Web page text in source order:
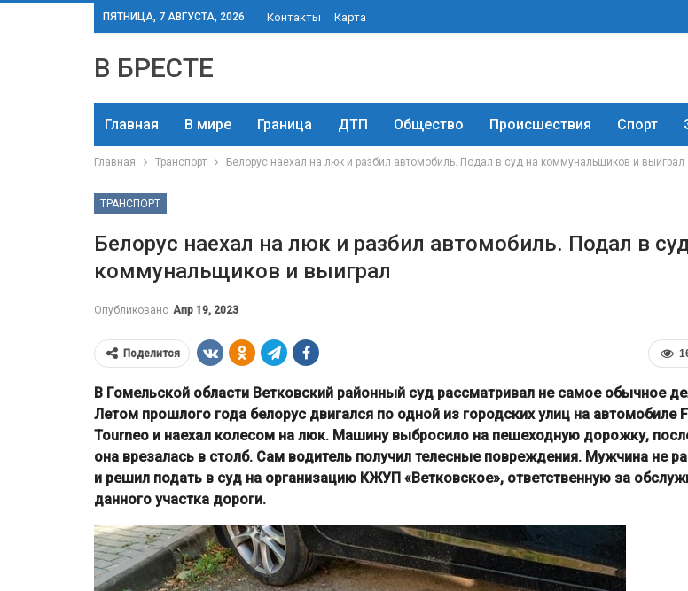
ПЯТНИЦА, 7 АВГУСТА, 2026 Контакты Карта
В БРЕСТЕ
Главная В мире Граница ДТП Общество Происшествия Спорт
Главная Транспорт Белорус наехал на люк и разбил автомобиль. Подал в суд на коммунальщиков и выиграл
ТРАНСПОРТ
Белорус наехал на люк и разбил автомобиль. Подал в
коммунальщиков и выиграл
Опубликовано Апр 19, 2023
Поделится
В Гомельской области Ветковский районный суд рассматривал не самое обычное
Летом прошлого года белорус двигался по одной из городских улиц на автомобиле
Tourneo и наехал колесом на люк. Машину выбросило на пешеходную дорожку,
она врезалась в столб. Сам водитель получил телесные повреждения. Мужчина не
и решил подать в суд на организацию КЖУП «Ветковское», ответственную за
данного участка дороги.